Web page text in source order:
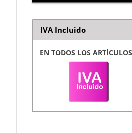
IVA Incluido
EN TODOS LOS ARTÍCULOS